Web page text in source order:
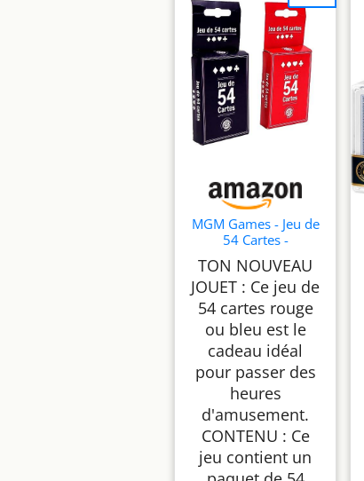
MGM Games - Jeu de
54 Cartes -
144633LIN - Rouge
ou Bleu - Papier - À
partir de 5 Ans
TON NOUVEAU
JOUET : Ce jeu de
54 cartes rouge
ou bleu est le
cadeau idéal
pour passer des
heures
d'amusement.
CONTENU : Ce
jeu contient un